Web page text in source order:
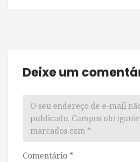
Deixe um
O seu endereço de e-mail
publicado. Campos
marcados com *
Comentário *